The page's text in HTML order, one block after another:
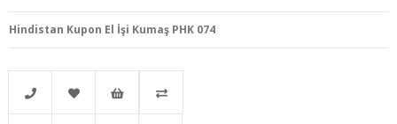
Hindistan Kupon El İşi Kumaş PHK 074